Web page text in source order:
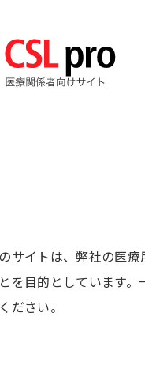
多発根神経炎）
根神
CIDP
サイトは、弊社の医
を目的としています
ださい。